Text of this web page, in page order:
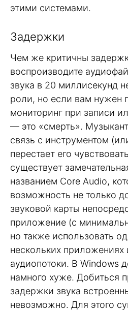
этими системами.
Задержки
Чем же критичны
воспроизводите
звука в 20 миллисекунд
роли, но если вам нужен
мониторинг при записи
— это «смерть».
связь с инструментом
перестает его
существует
названием Core Audio,
возможность не только
звуковой карты
приложение (с
но также использовать
нескольких приложениях
аудиопотоки. В Windows
намного хуже. Добиться
задержки звука
невозможно. Для этого